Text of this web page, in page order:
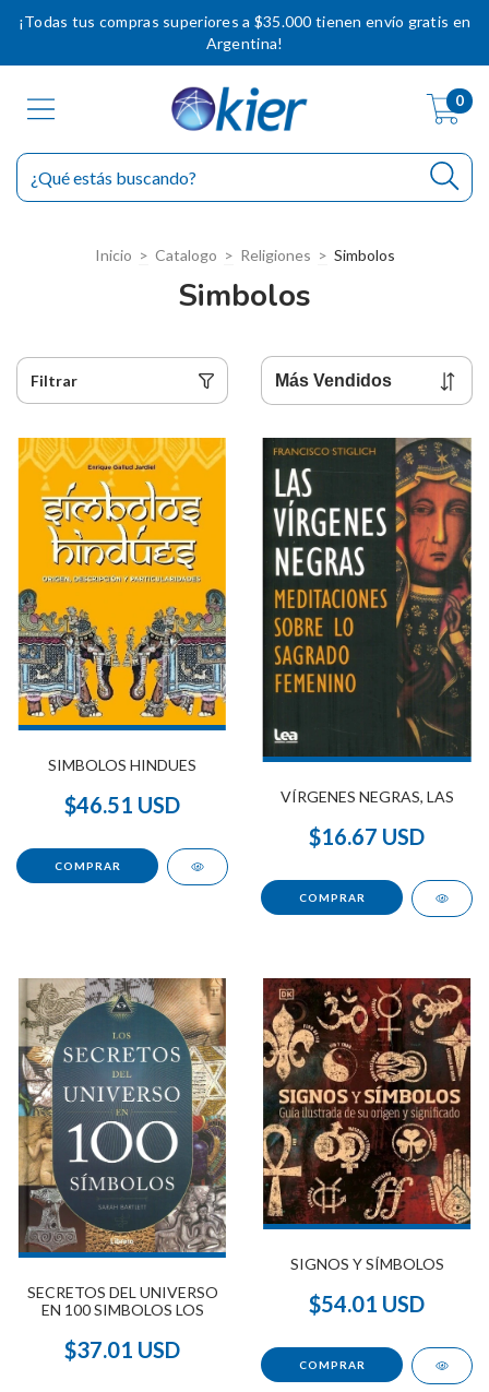
¡Todas tus compras superiores a $35.000 tienen envío gratis en
Argentina!
0
Inicio > Catalogo > Religiones > Simbolos
Simbolos
Filtrar
SIMBOLOS HINDUES
$46.51 USD VÍRGENES NEGRAS, LAS
$16.67 USD
SECRETOS DEL UNIVERSO
EN 100 SIMBOLOS LOS
$37.01 USD
SIGNOS Y SÍMBOLOS
$54.01 USD